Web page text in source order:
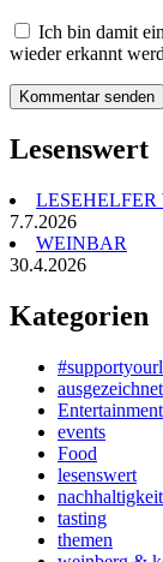
Ich bin damit
wieder erkannt
Lesenswert
LESEHELFER
7.7.2026
WEINBAR
30.4.2026
Kategorien
ausgezeichnet
Entertainment
events
Food
lesenswert
nachhaltigkeit
tasting
themen